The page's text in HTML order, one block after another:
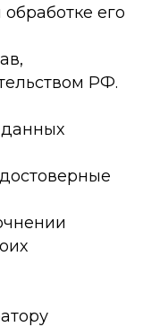
его
РФ.
данных